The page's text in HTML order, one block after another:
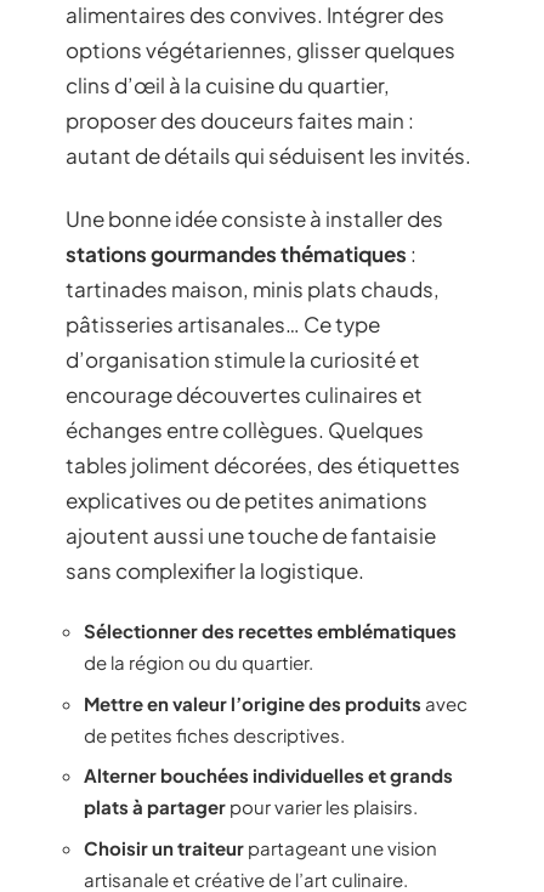
alimentaires des convives. Intégrer des
options végétariennes, glisser quelques
clins d’œil à la cuisine du quartier,
proposer des douceurs faites main :
autant de détails qui séduisent les invités.
Une bonne idée consiste à installer des
stations gourmandes thématiques :
tartinades maison, minis plats chauds,
pâtisseries artisanales… Ce type
d’organisation stimule la curiosité et
encourage découvertes culinaires et
échanges entre collègues. Quelques
tables joliment décorées, des étiquettes
explicatives ou de petites animations
ajoutent aussi une touche de fantaisie
sans complexifier la logistique.
Sélectionner des recettes emblématiques
de la région ou du quartier.
Mettre en valeur l’origine des produits avec
de petites fiches descriptives.
Alterner bouchées individuelles et grands
plats à partager pour varier les plaisirs.
Choisir un traiteur partageant une vision
artisanale et créative de l’art culinaire.